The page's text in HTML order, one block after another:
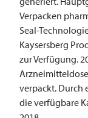
Verpacken
Seal-
Kaysersberg
zur Verfügung.
verpackt. Durch
die verfügbare